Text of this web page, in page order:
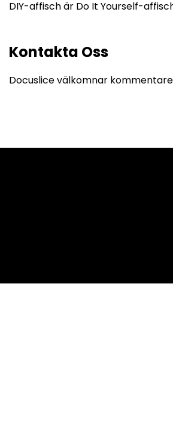
DIY-affisch är Do It Yourself-
Kontakta Oss
Docuslice välkomnar